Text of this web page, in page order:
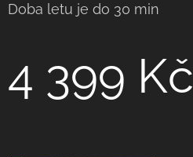
Doba letu je do 30 min
4 399 Kč